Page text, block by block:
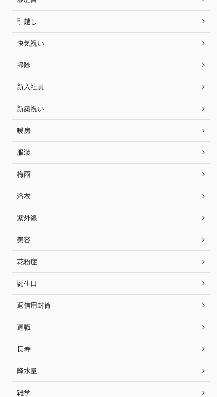
引越し
快気祝い
掃除
新入社員
新築祝い
暖房
服装
梅雨
浴衣
紫外線
美容
花粉症
誕生日
返信用封筒
退職
長寿
降水量
雑学